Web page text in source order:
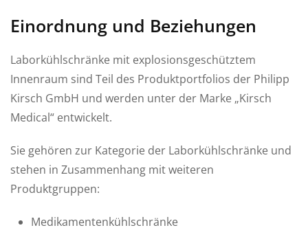
Einordnung und Beziehungen
Laborkühlschränke mit explosionsgeschütztem
Innenraum sind Teil des Produktportfolios der Philipp
Kirsch GmbH und werden unter der Marke „Kirsch
Medical“ entwickelt.
Sie gehören zur Kategorie der Laborkühlschränke und
stehen in Zusammenhang mit weiteren
Produktgruppen:
Medikamentenkühlschränke